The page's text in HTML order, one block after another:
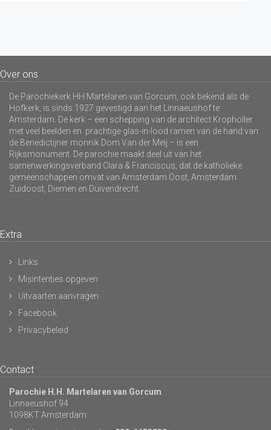
Over ons
De Parochiekerk HH Martelaren van Gorcum, ook bekend als de
Hofkerk, is sinds 1927 gevestigd aan het Linnaeushof te
Amsterdam. De kerk – een schepping van de architect Kropholler
met veel beelden en prachtige glas-in-lood ramen van de hand van
de Benedictijner monnik Dom Van der Meij – is een
Rijksmonument. De parochie maakt deel uit van het
samenwerkingsverband Clara & Franciscus, dat de katholieke
gemeenschappen omvat van Amsterdam Oost, Amsterdam
Zuidoost, Diemen en Duivendrecht.
Extra
Links
Misintenties opgeven
Uitvaarten aanvragen
Facebook
Privacybeleid
Contact
Parochie H.H. Martelaren van Gorcum
Linnaeushof 94
1098KT Amsterdam